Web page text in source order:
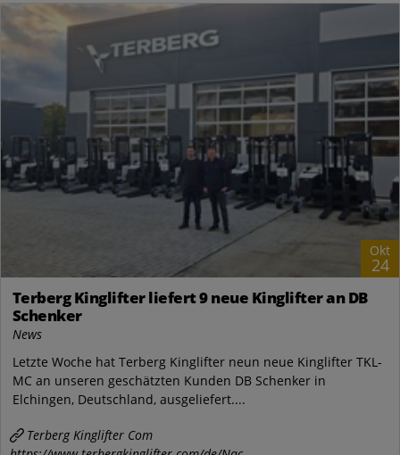
Okt
24
Terberg Kinglifter liefert 9 neue Kinglifter an DB
Schenker
News
Letzte Woche hat Terberg Kinglifter neun neue Kinglifter TKL-
MC an unseren geschätzten Kunden DB Schenker in
Elchingen, Deutschland, ausgeliefert....
Terberg Kinglifter Com